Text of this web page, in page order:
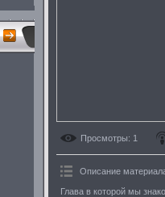
Просмотры: 1
Описание
Глава в которой мы